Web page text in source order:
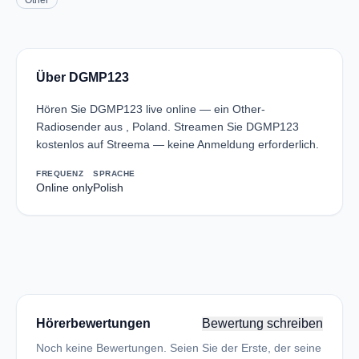
Über DGMP123
Hören Sie DGMP123 live online — ein Other-
Radiosender aus , Poland. Streamen Sie DGMP123
kostenlos auf Streema — keine Anmeldung erforderlich.
FREQUENZ
Online only
SPRACHE
Polish
Hörerbewertungen Bewertung schreiben
Noch keine Bewertungen. Seien Sie der Erste, der seine